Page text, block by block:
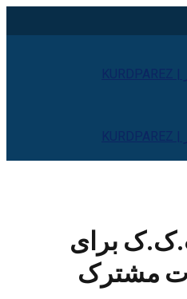
برای
مشترک